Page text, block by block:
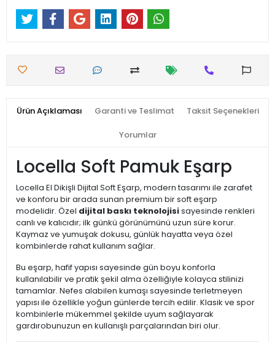
Ürün Açıklaması Garanti ve Teslimat Taksit Seçenekleri
Yorumlar
Locella Soft Pamuk Eşarp
Locella El Dikişli Dijital Soft Eşarp, modern tasarımı ile zarafet
ve konforu bir arada sunan premium bir soft eşarp
modelidir. Özel dijital baskı teknolojisisayesinde renkleri
canlı ve kalıcıdır; ilk günkü görünümünü uzun süre korur.
Kaymaz ve yumuşak dokusu, günlük hayatta veya özel
kombinlerde rahat kullanım sağlar.
Bu eşarp, hafif yapısı sayesinde gün boyu konforla
kullanılabilir ve pratik şekil alma özelliğiyle kolayca stilinizi
tamamlar. Nefes alabilen kumaşı sayesinde terletmeyen
yapısı ile özellikle yoğun günlerde tercih edilir. Klasik ve spor
kombinlerle mükemmel şekilde uyum sağlayarak
gardırobunuzun en kullanışlı parçalarından biri olur.